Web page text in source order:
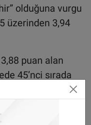
olduğuna vurgu
üzerinden 3,94
puan alan
45’nci sırada
“Çok